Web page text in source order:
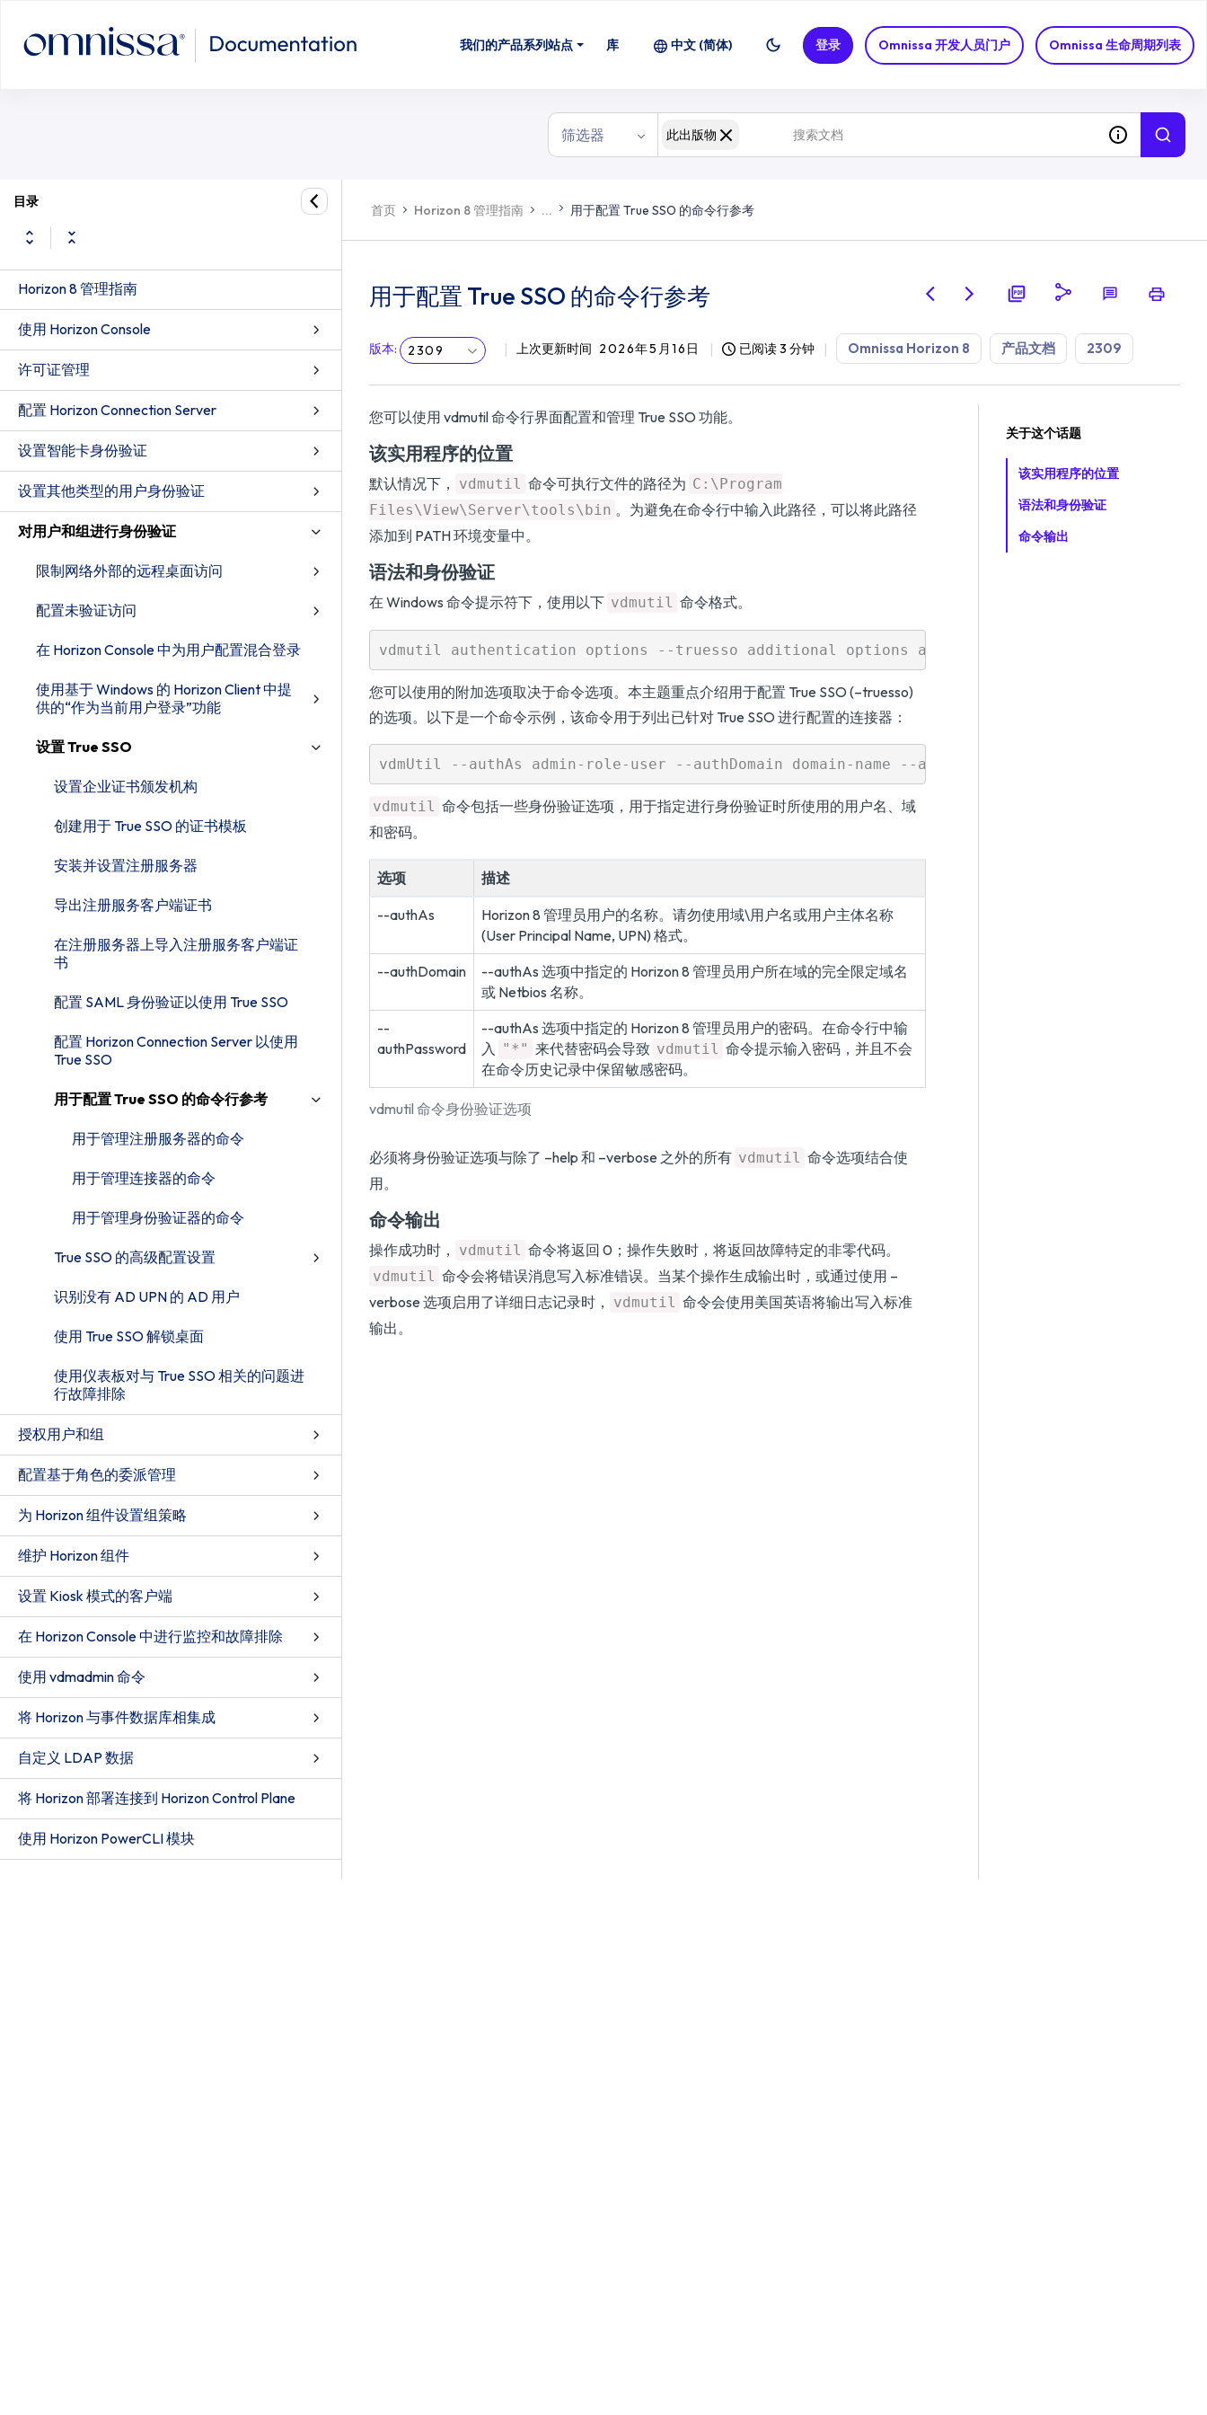
我们的产品系列站点 库 Omnissa 开发人员门户 Omnissa 生命周期列表
中文 (简体) 登录
筛选器 此出版物
目录
Horizon 8 管理指南
使用 Horizon Console
许可证管理
配置 Horizon Connection Server
设置智能卡身份验证
设置其他类型的用户身份验证
对用户和组进行身份验证
限制网络外部的远程桌面访问
配置未验证访问
在 Horizon Console 中为用户配置混合登录
使用基于 Windows 的 Horizon Client 中提
供的“作为当前用户登录”功能
设置 True SSO
设置企业证书颁发机构
创建用于 True SSO 的证书模板
安装并设置注册服务器
导出注册服务客户端证书
在注册服务器上导入注册服务客户端证
书
配置 SAML 身份验证以使用 True SSO
配置 Horizon Connection Server 以使用
True SSO
用于配置 True SSO 的命令行参考
用于管理注册服务器的命令
用于管理连接器的命令
用于管理身份验证器的命令
True SSO 的高级配置设置
识别没有 AD UPN 的 AD 用户
使用 True SSO 解锁桌面
使用仪表板对与 True SSO 相关的问题进
行故障排除
授权用户和组
配置基于角色的委派管理
为 Horizon 组件设置组策略
维护 Horizon 组件
设置 Kiosk 模式的客户端
在 Horizon Console 中进行监控和故障排除
使用 vdmadmin 命令
将 Horizon 与事件数据库相集成
自定义 LDAP 数据
将 Horizon 部署连接到 Horizon Control Plane
使用 Horizon PowerCLI 模块
首页 Horizon 8 管理指南 ... 用于配置 True SSO 的命令行参考
用于配置 True SSO 的命令行参考
版本: 2309 上次更新时间 2026年5月16日 已阅读 3 分钟 Omnissa Horizon 8 产品文档 2309
您可以使用 vdmutil 命令行界面配置和管理 True SSO 功能。
该实用程序的位置
默认情况下， vdmutil 命令可执行文件的路径为 C:\Program
Files\View\Server\tools\bin 。为避免在命令行中输入此路径，可以将此路径
添加到 PATH 环境变量中。
语法和身份验证
在 Windows 命令提示符下，使用以下 vdmutil 命令格式。
您可以使用的附加选项取决于命令选项。本主题重点介绍用于配置 True SSO (–truesso)
的选项。以下是一个命令示例，该命令用于列出已针对 True SSO 进行配置的连接器：
vdmutil 命令包括一些身份验证选项，用于指定进行身份验证时所使用的用户名、域
和密码。
vdmutil 命令身份验证选项
选项 描述
--authAs
Horizon 8 管理员用户的名称。请勿使用域\用户名或用户主体名称
(User Principal Name, UPN) 格式。
--authDomain
--authAs 选项中指定的 Horizon 8 管理员用户所在域的完全限定域名
或 Netbios 名称。
--
authPassword
--authAs 选项中指定的 Horizon 8 管理员用户的密码。在命令行中输
入 "*" 来代替密码会导致 vdmutil 命令提示输入密码，并且不会
在命令历史记录中保留敏感密码。
必须将身份验证选项与除了 –help 和 –verbose 之外的所有 vdmutil 命令选项结合使
用。
命令输出
操作成功时， vdmutil 命令将返回 0；操作失败时，将返回故障特定的非零代码。
vdmutil 命令会将错误消息写入标准错误。当某个操作生成输出时，或通过使用 –
verbose 选项启用了详细日志记录时，
vdmutil 命令会使用美国英语将输出写入标准
输出。
关于这个话题
该实用程序的位置
语法和身份验证
命令输出